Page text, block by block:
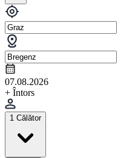
07.08.2026
+ Întors
1 Călător